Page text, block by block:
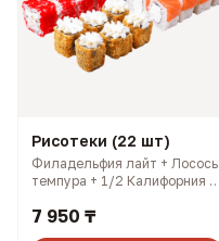
Рисотеки (22 шт)
Филадельфия лайт + Лосось
темпура + 1/2 Калифорния с
кани. 3 имбиря, 3 соевых, 3
7 950 ₸